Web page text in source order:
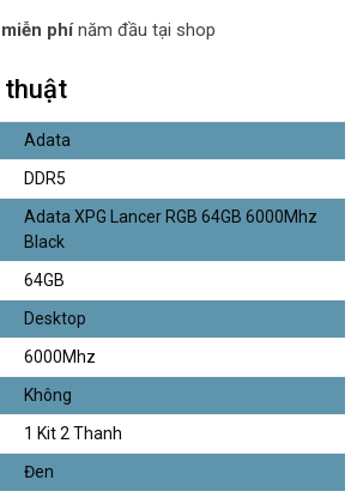
phínăm đầu tại shop
thuật
Adata
DDR5
Adata XPG Lancer RGB 64GB 6000Mhz
Black
64GB
Desktop
6000Mhz
Không
1 Kit 2 Thanh
Đen